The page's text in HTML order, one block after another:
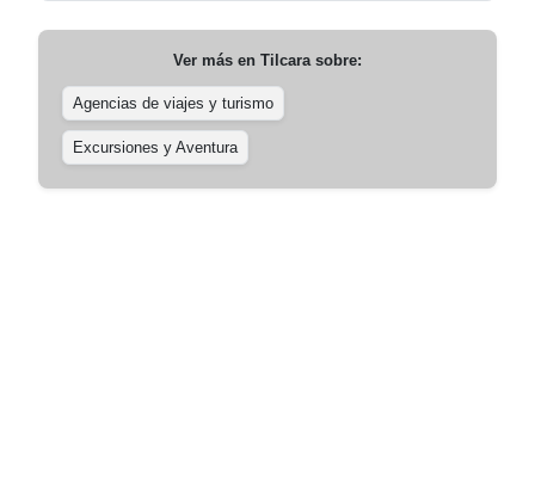
Ver más en Tilcarasobre:
Agencias de viajes y turismo
Excursiones y Aventura